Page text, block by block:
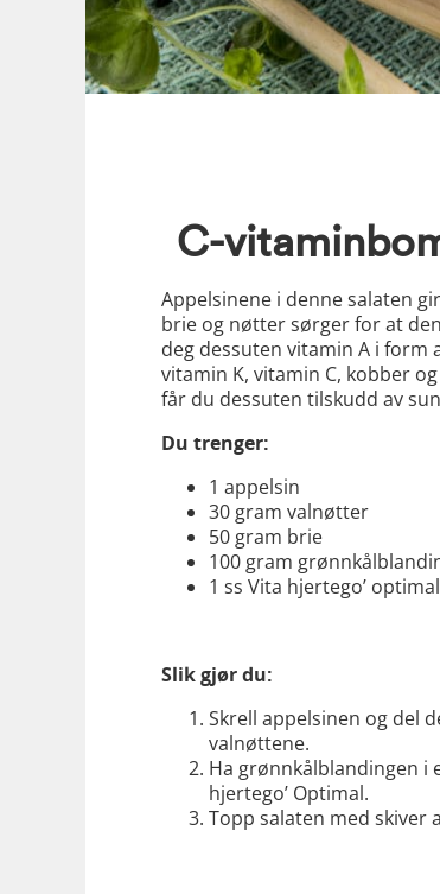
C-
Appelsinene i denne salaten
brie og nøtter sørger for at
deg dessuten vitamin A i form
vitamin K, vitamin C, kobber
får du dessuten tilskudd av
Du trenger:
1 appelsin
30 gram valnøtter
50 gram brie
100 gram
1 ss Vita hjertego’ optimal
Slik gjør du:
Skrell appelsinen og del
valnøttene.
Ha grønnkålblandingen i
hjertego’ Optimal.
Topp salaten med skiver